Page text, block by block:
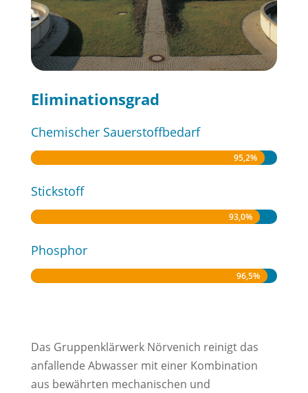
Eliminationsgrad
Chemischer Sauerstoffbedarf
95,2%
95,2%
Stickstoff
93,0%
93,0%
Phosphor
96,5%
96,5%
Das Gruppenklärwerk Nörvenich reinigt das
anfallende Abwasser mit einer Kombination
aus bewährten mechanischen und